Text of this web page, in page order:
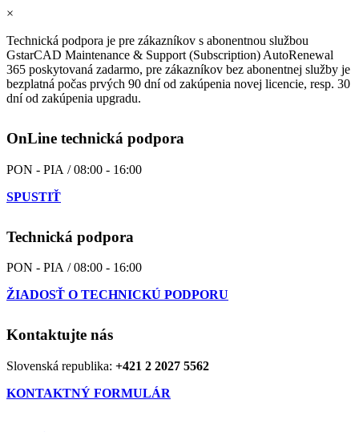
×
Technická podpora je pre zákazníkov s abonentnou službou
GstarCAD Maintenance & Support (Subscription) AutoRenewal
365 poskytovaná zadarmo, pre zákazníkov bez abonentnej služby je
bezplatná počas prvých 90 dní od zakúpenia novej licencie, resp. 30
dní od zakúpenia upgradu.
OnLine technická podpora
PON - PIA / 08:00 - 16:00
SPUSTIŤ
Technická podpora
PON - PIA / 08:00 - 16:00
ŽIADOSŤ O TECHNICKÚ PODPORU
Kontaktujte nás
Slovenská republika: +421 2 2027 5562
KONTAKTNÝ FORMULÁR